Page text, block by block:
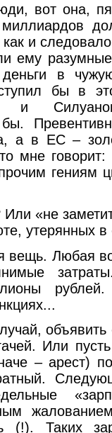
вот она,
и следовало
ему
в
бы в
и
бы.
а в ЕС –
мне
гениям
Или «не
утерянных
вещь. Любая
Или
– арест)
(!). Таких